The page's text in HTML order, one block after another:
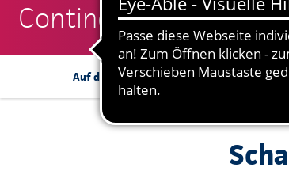
Continentale: Dennis
Auf dieser Seite: